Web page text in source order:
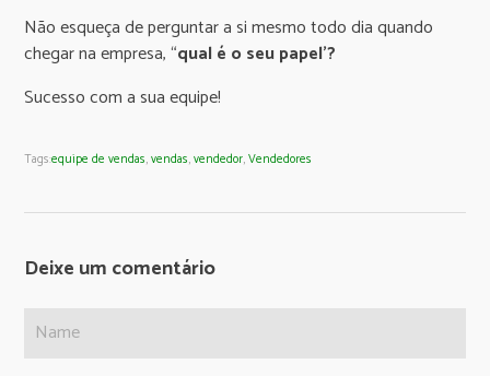
Não esqueça de perguntar a si mesmo todo dia quando
chegar na empresa, “qual é o seu papel’?
Sucesso com a sua equipe!
Tags:equipe de vendas,vendas,vendedor,Vendedores
Deixe um comentário